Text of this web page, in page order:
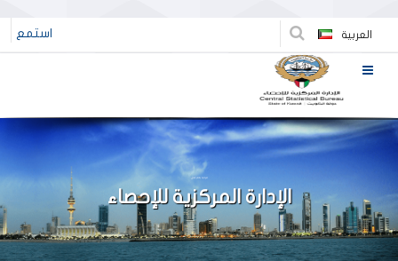
العربية استمع
مرحبا بكم في
الإدارة المركزية للإحصاء